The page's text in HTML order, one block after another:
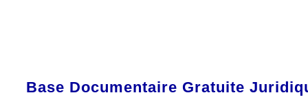
Base Documentaire Gratuite